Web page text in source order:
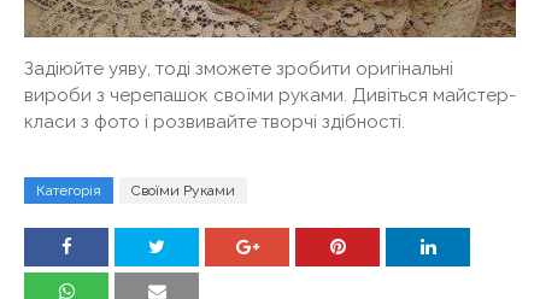
Задіюйте уяву, тоді зможете зробити оригінальні
вироби з черепашок своїми руками. Дивіться майстер-
класи з фото і розвивайте творчі здібності.
Категорія Своїми Руками